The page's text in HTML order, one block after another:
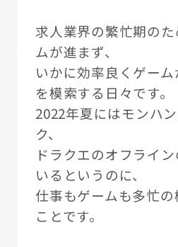
求人業界の繁忙期の
ムが進まず、
いかに効率良くゲー
を模索する日々です。
2022年夏にはモンハ
ク、
ドラクエのオフライ
いるというのに、
仕事もゲームも多忙の
ことです。